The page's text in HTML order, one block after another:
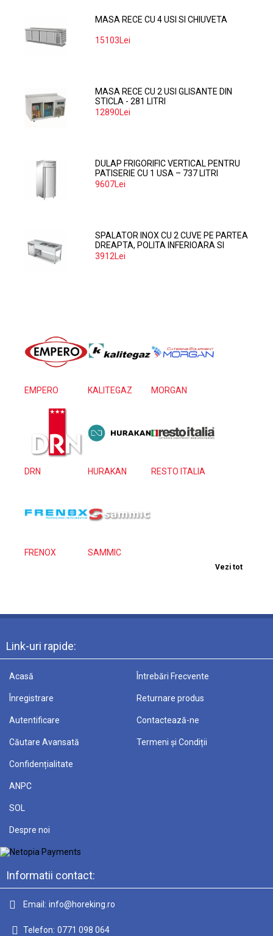
MASA RECE CU 4 USI SI CHIUVETA
15103Lei
MASA RECE CU 2 USI GLISANTE DIN
STICLA - 281 LITRI
12890Lei
DULAP FRIGORIFIC VERTICAL PENTRU
PATISERIE CU 1 USA – 737 LITRI
9607Lei
SPALATOR INOX CU 2 CUVE PE PARTEA
DREAPTA, POLITA INFERIOARA SI
SPATIU MASINA SPALAT 160*70*85
3912Lei
EMPERO KALITEGAZ MORGAN
DRN HURAKAN RESTO ITALIA
FRENOX SAMMIC
Vezi tot
Link-uri rapide:
Acasă
Înregistrare
Autentificare
Căutare Avansată
Întrebări Frecvente
Returnare produs
Contactează-ne
Termeni și Condiții
Confidențialitate
ANPC
SOL
Despre noi
Informatii contact:
Email: info@horeking.ro
Telefon: 0771 098 064